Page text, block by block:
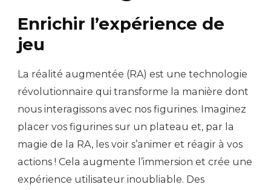
Enrichir l’expérience de
jeu
La réalité augmentée (RA) est une technologie
révolutionnaire qui transforme la manière dont
nous interagissons avec nos figurines. Imaginez
placer vos figurines sur un plateau et, par la
magie de la RA, les voir s’animer et réagir à vos
actions ! Cela augmente l’immersion et crée une
expérience utilisateur inoubliable. Des